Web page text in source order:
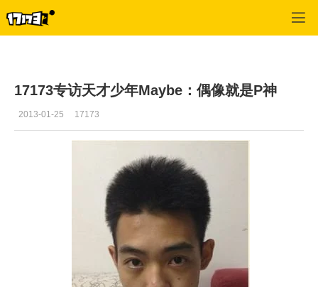
17173专访天才少年Maybe：偶像就是P神
2013-01-25 17173